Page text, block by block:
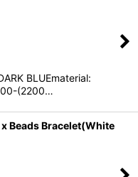
BLUEmaterial:
(2200…
x Beads Bracelet(White